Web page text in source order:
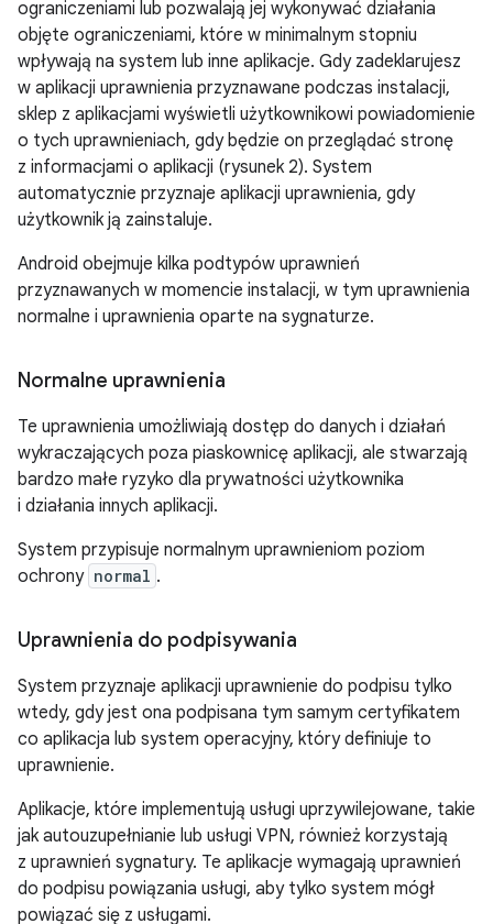
ograniczeniami lub pozwalają jej wykonywać działania
objęte ograniczeniami, które w minimalnym stopniu
wpływają na system lub inne aplikacje. Gdy zadeklarujesz
w aplikacji uprawnienia przyznawane podczas instalacji,
sklep z aplikacjami wyświetli użytkownikowi powiadomienie
o tych uprawnieniach, gdy będzie on przeglądać stronę
z informacjami o aplikacji (rysunek 2). System
automatycznie przyznaje aplikacji uprawnienia, gdy
użytkownik ją zainstaluje.
Android obejmuje kilka podtypów uprawnień
przyznawanych w momencie instalacji, w tym uprawnienia
normalne i uprawnienia oparte na sygnaturze.
Normalne uprawnienia
Te uprawnienia umożliwiają dostęp do danych i działań
wykraczających poza piaskownicę aplikacji, ale stwarzają
bardzo małe ryzyko dla prywatności użytkownika
i działania innych aplikacji.
System przypisuje normalnym uprawnieniom poziom
ochrony normal .
Uprawnienia do podpisywania
System przyznaje aplikacji uprawnienie do podpisu tylko
wtedy, gdy jest ona podpisana tym samym certyfikatem
co aplikacja lub system operacyjny, który definiuje to
uprawnienie.
Aplikacje, które implementują usługi uprzywilejowane, takie
jak autouzupełnianie lub usługi VPN, również korzystają
z uprawnień sygnatury. Te aplikacje wymagają uprawnień
do podpisu powiązania usługi, aby tylko system mógł
powiązać się z usługami.